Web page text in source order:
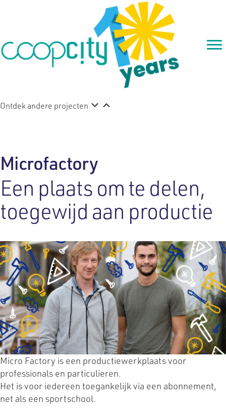
Ontdek andere projecten
Microfactory
Een plaats om te delen,
toegewijd aan productie
Micro Factory is een productiewerkplaats voor
professionals en particulieren.
Het is voor iedereen toegankelijk via een abonnement,
net als een sportschool.